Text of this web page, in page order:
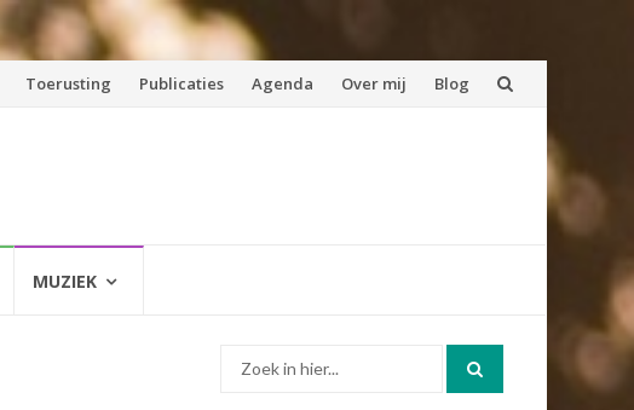
Toerusting Publicaties Agenda Over mij Blog
MUZIEK